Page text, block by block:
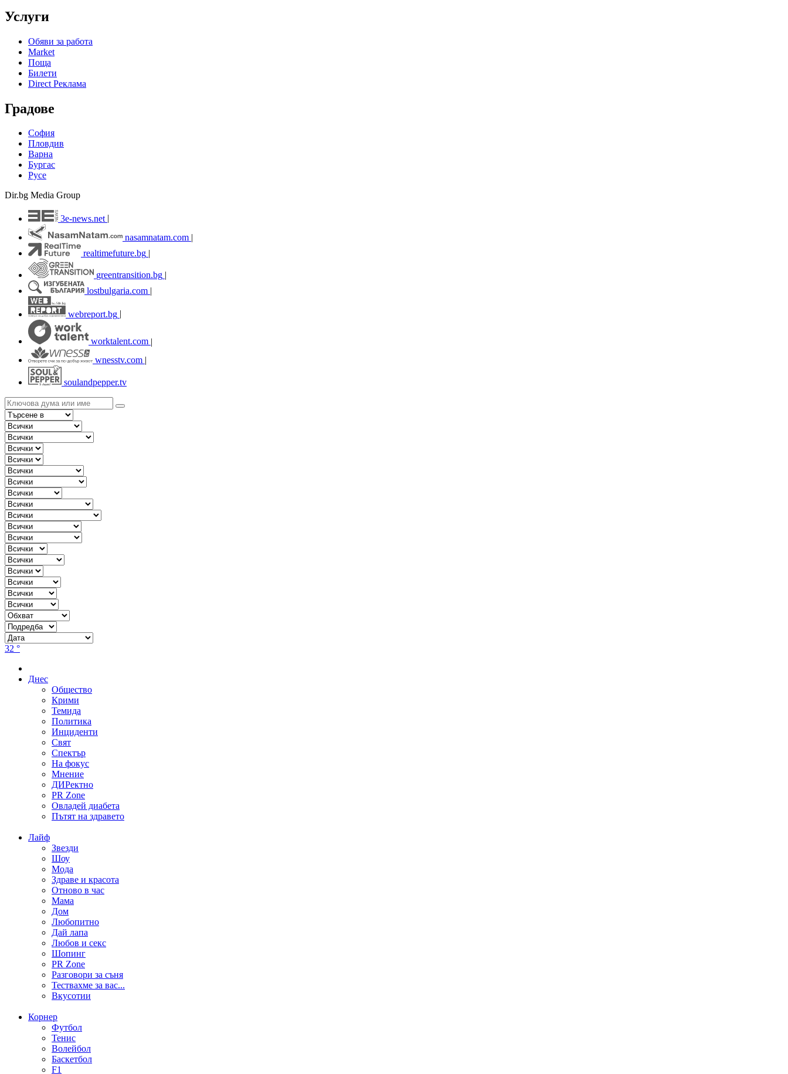
Услуги
Обяви за работа
Market
Поща
Билети
Direct Реклама
Градове
София
Пловдив
Варна
Бургас
Русе
Dir.bg Media Group
3e-news.net
nasamnatam.com |
realtimefuture.bg |
greentransition.bg |
lostbulgaria.com |
webreport.bg
worktalent.com |
wnesstv.com |
soulandpepper.tv
32 °
Днес
Общество
Крими
Темида
Политика
Инциденти
Свят
Спектър
На фокус
Мнение
ДИРектно
PR Zone
Овладей диабета
Пътят на здравето
Лайф
Звезди
Шоу
Мода
Здраве и красота
Отново в час
Мама
Дом
Любопитно
Дай лапа
Любов и секс
Шопинг
PR Zone
Разговори за съня
Тествахме за вас...
Вкусотии
Корнер
Футбол
Тенис
Волейбол
Баскетбол
F1